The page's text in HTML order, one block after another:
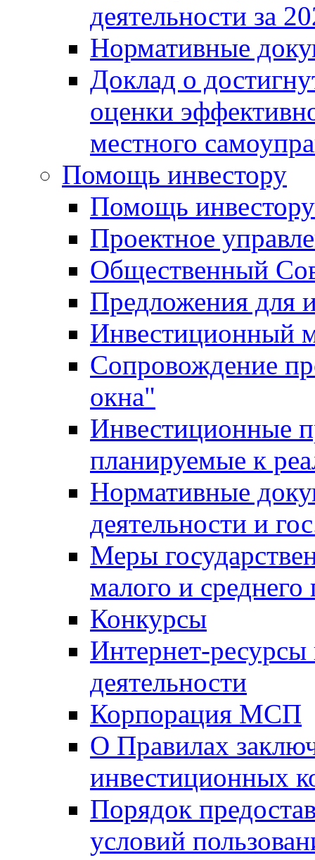
деятельности за
Нормативные
Доклад о
оценки
местного
Помощь инвестору
Помощь инвестору
Проектное
Общественный
Предложения для
Инвестиционный
Сопровождение
окна"
Инвестиционные
планируемые к
Нормативные
деятельности и
Меры
малого и среднего
Конкурсы
Интернет-
деятельности
Корпорация МСП
О Правилах
инвестиционных
Порядок
условий